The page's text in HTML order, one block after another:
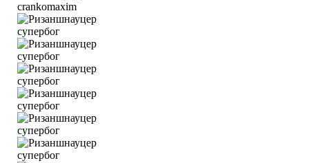
crankomaxim